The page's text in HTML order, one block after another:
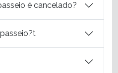
é cancelado?